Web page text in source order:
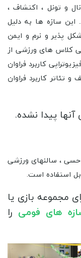
و تونل ، اکتشاف ،
این سازه ها به دلیل
پذیر و نرم و ایمن
کلاس های ورزشی از
کاربرد فراوان
کاربرد فراوان
پیدا نشده.
، سالنهای ورزشی
استفاده است.
مجموعه بازی یا
های فومی را